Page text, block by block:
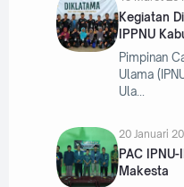
Kegiatan
IPPNU
Pimpinan
Ulama
Ula
20 Januari
PAC
Makesta